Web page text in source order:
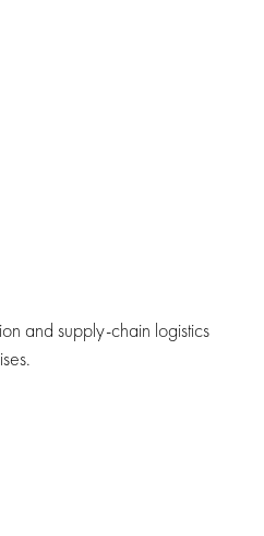
and supply-chain logistics